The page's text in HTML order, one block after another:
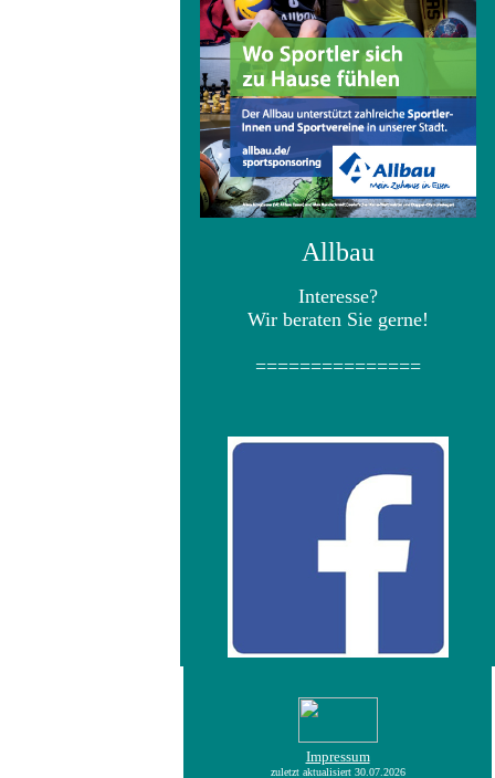
Allbau
Interesse?
Wir beraten Sie gerne!
===============
Impressum
zuletzt aktualisiert 30.07.2026